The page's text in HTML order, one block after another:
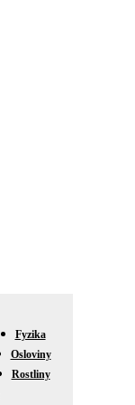
Fyzika
Osloviny
Rostliny